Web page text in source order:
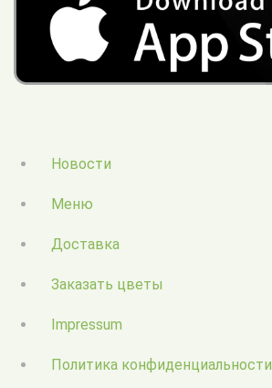
Новости
Меню
Доставка
Заказать цветы
Impressum
Политика конфиденциальности